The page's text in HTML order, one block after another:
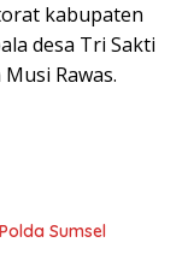
kabupaten
desa Tri Sakti
Rawas.
Sumsel